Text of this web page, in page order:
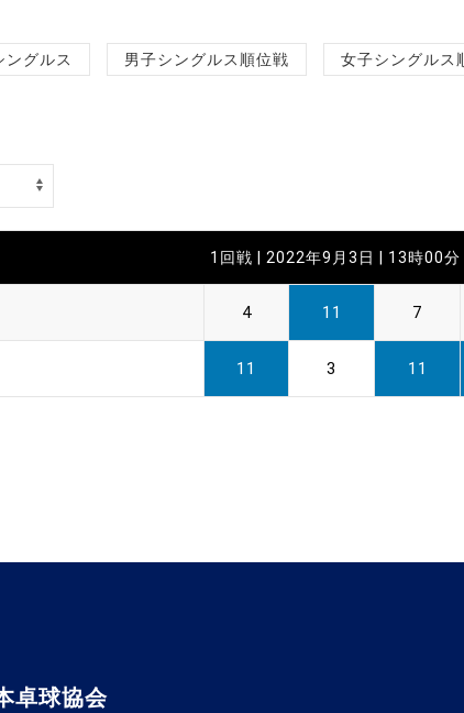
ングルス 男子シングルス順位戦 女子シングルス
1回戦 | 2022年9月3日 | 13時00分
4 11 7
11 3 11
卓球協会